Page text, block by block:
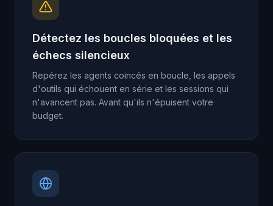
Détectez les boucles bloquées et les
échecs silencieux
Repérez les agents coincés en boucle, les appels
d'outils qui échouent en série et les sessions qui
n'avancent pas. Avant qu'ils n'épuisent votre
budget.